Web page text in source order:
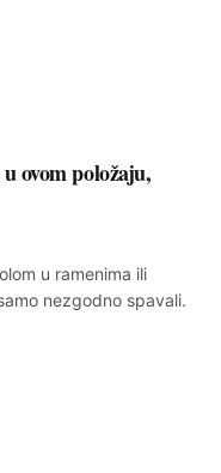
ovom položaju,
u ramenima ili
nezgodno spavali.